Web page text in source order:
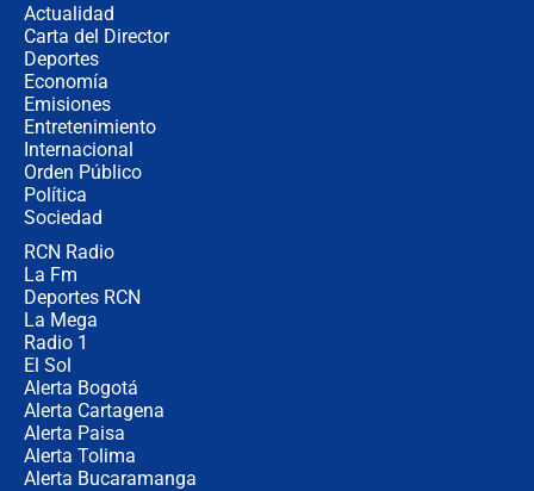
Actualidad
Carta del Director
Deportes
Economía
Emisiones
Entretenimiento
Internacional
Orden Público
Política
Sociedad
RCN Radio
La Fm
Deportes RCN
La Mega
Radio 1
El Sol
Alerta Bogotá
Alerta Cartagena
Alerta Paisa
Alerta Tolima
Alerta Bucaramanga